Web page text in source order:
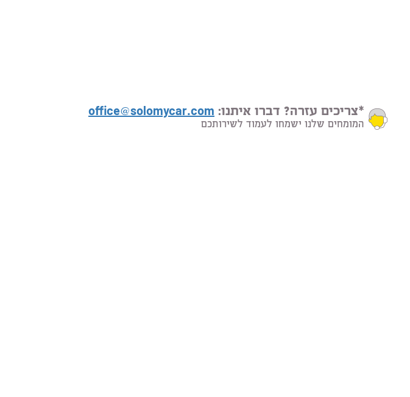
*צריכים עזרה? דברו איתנו: office@solomycar.com
המומחים שלנו ישמחו לעמוד לשירותכם